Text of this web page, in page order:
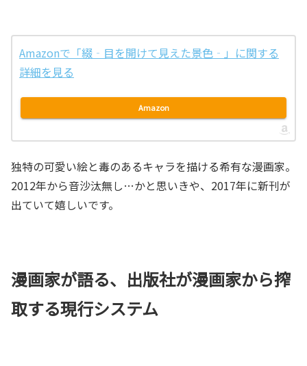
Amazonで「綴‐目を開けて見えた景色‐」に関する
詳細を見る
Amazon
独特の可愛い絵と毒のあるキャラを描ける希有な漫画家。
2012年から音沙汰無し…かと思いきや、2017年に新刊が
出ていて嬉しいです。
漫画家が語る、出版社が漫画家から搾
取する現行システム